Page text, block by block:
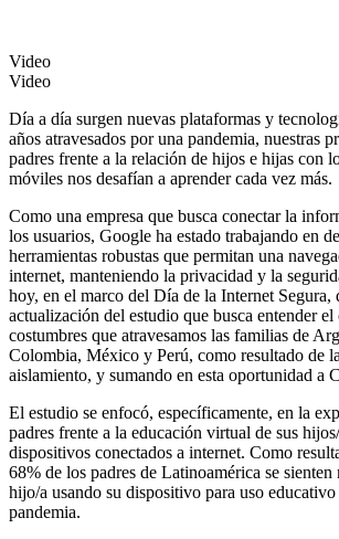
Video
Video
Día a día surgen nuevas plataformas y
años atravesados por una pandemia, nuestras
padres frente a la relación de hijos e hijas con
móviles nos desafían a aprender cada vez más.
Como una empresa que busca conectar la
los usuarios, Google ha estado trabajando en
herramientas robustas que permitan una
internet, manteniendo la privacidad y la
hoy, en el marco del Día de la Internet Segura,
actualización del estudio que busca entender el
costumbres que atravesamos las familias de
Colombia, México y Perú, como resultado de
aislamiento, y sumando en esta oportunidad a
El estudio se enfocó, específicamente, en la
padres frente a la educación virtual de sus
dispositivos conectados a internet. Como
68% de los padres de Latinoamérica se sienten
hijo/a usando su dispositivo para uso educativo
pandemia.